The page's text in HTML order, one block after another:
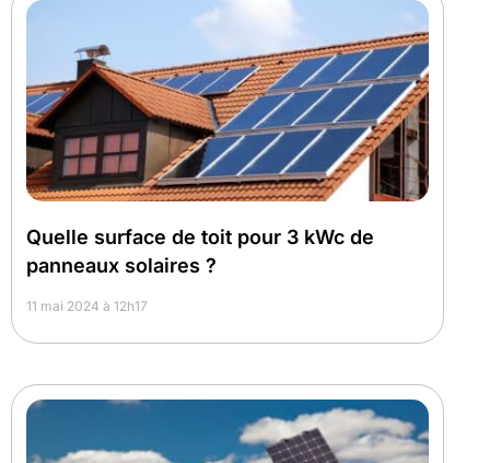
Quelle surface de toit pour 3 kWc de
panneaux solaires ?
11 mai 2024 à 12h17